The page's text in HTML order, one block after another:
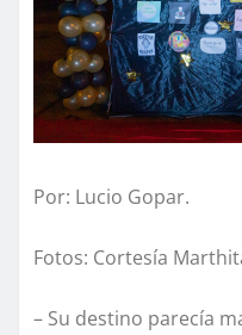
Por: Lucio Gopar.
Fotos: Cortesía
– Su destino parecía